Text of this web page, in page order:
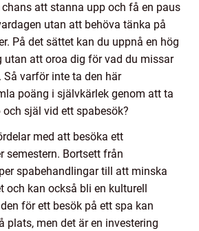
chans att stanna upp och få en paus
utan att behöva tänka på
På det sättet kan du uppnå en hög
utan att oroa dig för vad du missar
Så varför inte ta den här
poäng i självkärlek genom att ta
själ vid ett spabesök?
med att besöka ett
semestern. Bortsett från
spabehandlingar till att minska
och kan också bli en kulturell
för ett besök på ett spa kan
plats, men det är en investering